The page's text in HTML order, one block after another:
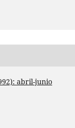
abril-junio